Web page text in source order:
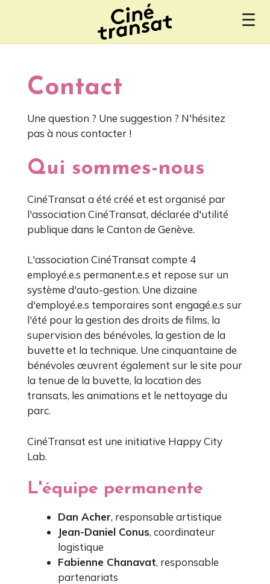
☰
Contact
Une question ? Une suggestion ? N'hésitez
pas à nous contacter !
Qui sommes-nous
CinéTransat a été créé et est organisé par
l'association CinéTransat, déclarée d'utilité
publique dans le Canton de Genève.
L'association CinéTransat compte 4
employé.e.s permanent.e.s et repose sur un
système d'auto-gestion. Une dizaine
d'employé.e.s temporaires sont engagé.e.s sur
l'été pour la gestion des droits de films, la
supervision des bénévoles, la gestion de la
buvette et la technique. Une cinquantaine de
bénévoles œuvrent également sur le site pour
la tenue de la buvette, la location des
transats, les animations et le nettoyage du
parc.
CinéTransat est une initiative Happy City
Lab.
L'équipe permanente
Dan Acher, responsable artistique
Jean-Daniel Conus, coordinateur
logistique
Fabienne Chanavat, responsable
partenariats